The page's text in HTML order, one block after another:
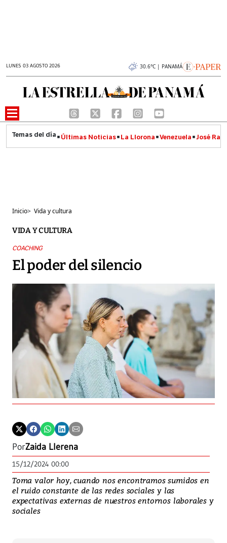
LUNES 03 AGOSTO 2026 30.6°C | PANAMÁ
Últimas Noticias La Llorona Venezuela José
Inicio> Vida y cultura
VIDA Y CULTURA
COACHING
El poder del silencio
PorZaida Llerena
15/12/2024 00:00
Toma valor hoy, cuando nos encontramos sumidos en
el ruido constante de las redes sociales y las
expectativas externas de nuestros entornos laborales y
sociales